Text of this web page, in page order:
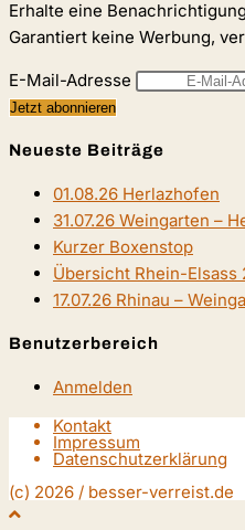
Erhalte eine
Garantiert keine Werbung,
E-Mail-Adresse
Neueste Beiträge
01.08.26 Herlazhofen
31.07.26 Weingarten –
Kurzer Boxenstop
Übersicht Rhein-Elsass
17.07.26 Rhinau –
Benutzerbereich
Anmelden
Kontakt
Impressum
Datenschutzerklärung
(c) 2026 / besser-verreist.de